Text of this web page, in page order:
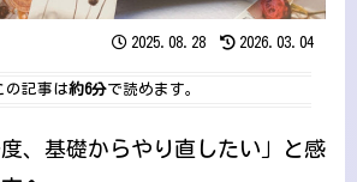
2025.08.28 2026.03.04
の記事は約6分で読めます。
、基礎からやり直したい」と感